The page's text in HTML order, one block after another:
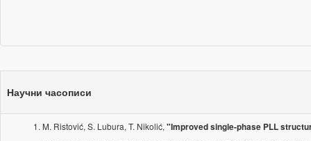
Научни часописи
M. Ristović, S. Lubura, T. Nikolić, "Improved single-phase PLL